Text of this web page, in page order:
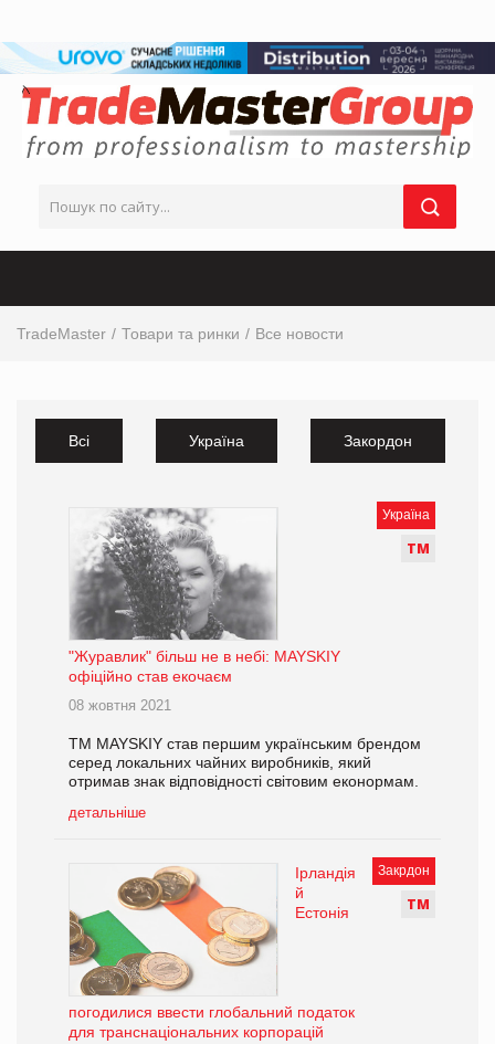
TradeMaster Товари та ринки Все новости
Всі Україна Закордон
Україна
ТМ
"Журавлик" більш не в небі: MAYSKIY
офіційно став екочаєм
08 жовтня 2021
ТМ MAYSKIY став першим українським брендом
серед локальних чайних виробників, який
отримав знак відповідності світовим еконормам.
детальніше
Закрдон
ТМ
Ірландія
й
Естонія
погодилися ввести глобальний податок
для транснаціональних корпорацій